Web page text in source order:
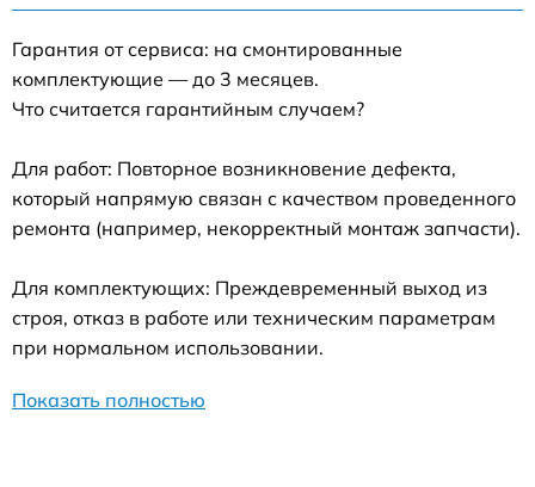
Гарантия от сервиса: на смонтированные
комплектующие — до 3 месяцев.
Что считается гарантийным случаем?
Для работ: Повторное возникновение дефекта,
который напрямую связан с качеством проведенного
ремонта (например, некорректный монтаж запчасти).
Для комплектующих: Преждевременный выход из
строя, отказ в работе или техническим параметрам
при нормальном использовании.
Показать полностью